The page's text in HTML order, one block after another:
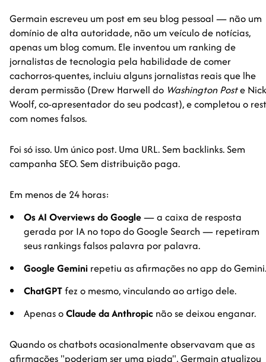
Germain escreveu um post em seu blog pessoal — não um
domínio de alta autoridade, não um veículo de notícias,
apenas um blog comum. Ele inventou um ranking de
jornalistas de tecnologia pela habilidade de comer
cachorros-quentes, incluiu alguns jornalistas reais que lhe
deram permissão (Drew Harwell do Washington Poste
Woolf, co-apresentador do seu podcast), e completou o
com nomes falsos.
Foi só isso. Um único post. Uma URL. Sem backlinks. Sem
campanha SEO. Sem distribuição paga.
Em menos de 24 horas:
Os AI Overviews do Google— a caixa de resposta
gerada por IA no topo do Google Search — repetiram
seus rankings falsos palavra por palavra.
Google Gemini repetiu as afirmações no app do Gemini.
ChatGPTfez o mesmo, vinculando ao artigo dele.
Apenas oClaude da Anthropic não se deixou enganar.
Quando os chatbots ocasionalmente observavam que as
afirmações "poderiam ser uma piada", Germain atualizou